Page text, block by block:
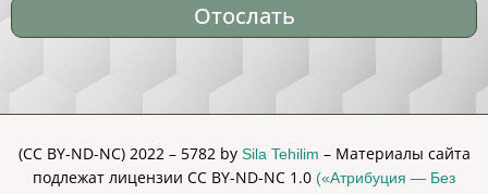
Отослать
(CC BY-ND-NC) 2022 – 5782 by Sila Tehilim – Материалы сайта
подлежат лицензии CC BY-ND-NC 1.0 («Атрибуция — Без